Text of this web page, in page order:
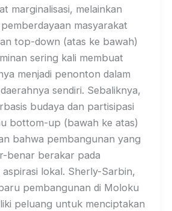
marginalisasi, melainkan
masyarakat
top-down (atas ke bawah)
sering kali membuat
menjadi penonton dalam
sendiri. Sebaliknya,
budaya dan partisipasi
bottom-up (bawah ke atas)
bahwa pembangunan yang
benar berakar pada
lokal. Sherly-Sarbin,
pembangunan di Moloku
peluang untuk menciptakan